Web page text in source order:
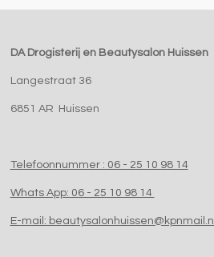
DA Drogisterij en Beautysalon Huissen
Langestraat 36
6851 AR Huissen
Telefoonnummer : 06 - 25 10 98 14
Whats App: 06 - 25 10 98 14
E-mail: beautysalonhuissen@kpnmail.nl